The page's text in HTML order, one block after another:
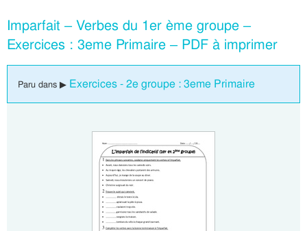
Imparfait – Verbes du 1er ème groupe –
Exercices : 3eme Primaire – PDF à imprimer
Paru dans ▶ Exercices - 2e groupe : 3eme Primaire